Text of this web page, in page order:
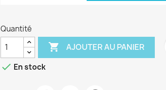
Quantité
 AJOUTER AU PANIER
 En stock